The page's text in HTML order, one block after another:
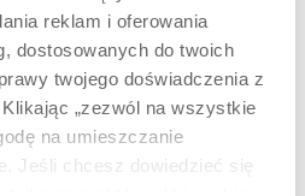
reklam i oferowania
dostosowanych do twoich
twojego doświadczenia z
„zezwól na wszystkie
na umieszczanie
Jeśli chcesz dowiedzieć się
MOGĄ CIĘ